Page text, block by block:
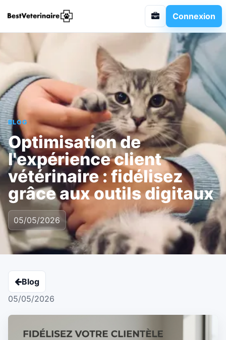
Connexion
BLOG
Optimisation de
l'expérience client
vétérinaire : fidélisez
grâce aux outils digitaux
05/05/2026
Blog
05/05/2026